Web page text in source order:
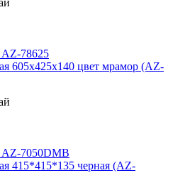
605х425х140 цвет мрамор (AZ-
415*415*135 черная (AZ-